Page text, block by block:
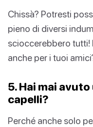
Chissà? Potresti
pieno di diversi
scioccerebbero tutti!
anche per i tuoi
5. Hai mai
capelli?
Perché anche solo